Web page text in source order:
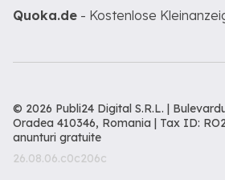
Quoka.de - Kostenlose
© 2026 Publi24 Digital S.R.L. |
Oradea 410346, Romania | Tax ID:
anunturi gratuite
26.08.06.c0c206c